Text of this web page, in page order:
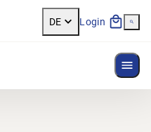
DE Login